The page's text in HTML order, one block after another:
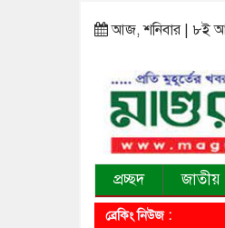
আজ, শনিবার | ৮ই
প্রচ্ছদ জাতীয়
ব্রেকিং নিউজ :